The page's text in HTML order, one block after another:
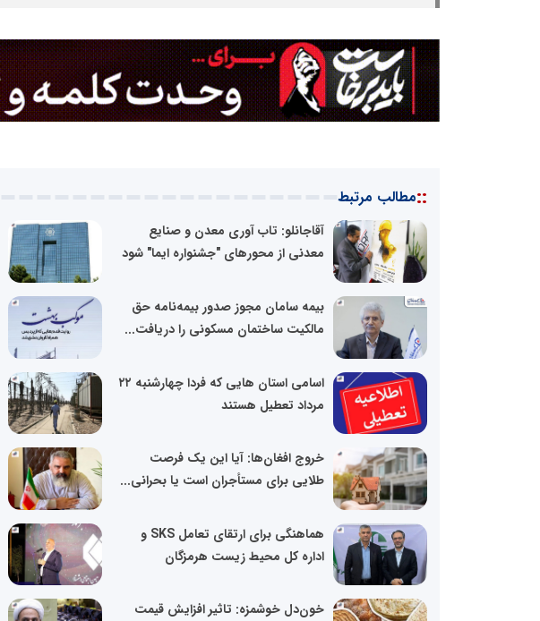
::مطالب مرتبط
آقاجانلو: تاب آوری معدن و صنایع
معدنی از محورهای "جشنواره ایما" شود
بیمه سامان مجوز صدور بیمه‌نامه حق
مالکیت ساختمان مسکونی را دریافت...
اسامی استان هایی که فردا چهارشنبه ۲۲
مرداد تعطیل هستند
خروج افغان‌ها: آیا این یک فرصت
طلایی برای مستأجران است یا بحرانی...
هماهنگی برای ارتقای تعامل SKS و
اداره کل محیط زیست هرمزگان
خون‌دل خوشمزه: تاثیر افزایش قیمت